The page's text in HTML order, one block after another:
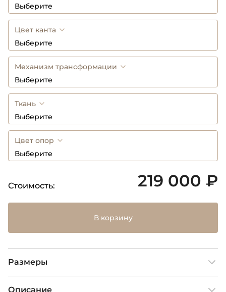
Выберите
Цвет канта
Выберите
Механизм трансформации
Выберите
Ткань
Выберите
Цвет опор
Выберите
Стоимость: 219 000 ₽
В корзину
Размеры
Описание